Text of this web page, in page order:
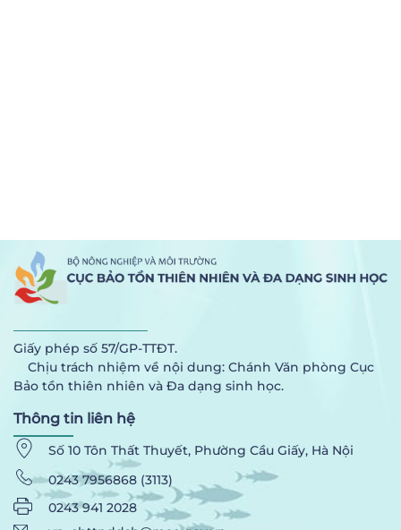
Giấy phép số 57/GP-TTĐT.
Chịu trách nhiệm về nội dung: Chánh Văn phòng Cục
Bảo tồn thiên nhiên và Đa dạng sinh học.
Thông tin liên hệ
Số 10 Tôn Thất Thuyết, Phường Cầu Giấy, Hà Nội
0243 7956868 (3113)
0243 941 2028